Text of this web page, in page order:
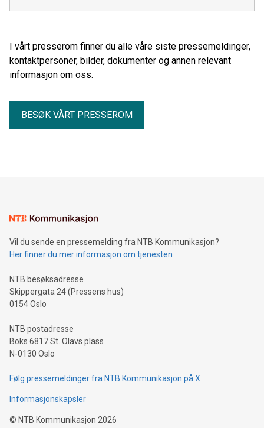
I vårt presserom finner du alle våre siste pressemeldinger,
kontaktpersoner, bilder, dokumenter og annen relevant
informasjon om oss.
BESØK VÅRT PRESSEROM
Vil du sende en pressemelding fra NTB Kommunikasjon?
Her finner du mer informasjon om tjenesten
NTB besøksadresse
Skippergata 24 (Pressens hus)
0154 Oslo
NTB postadresse
Boks 6817 St. Olavs plass
N-0130 Oslo
Følg pressemeldinger fra NTB Kommunikasjon på X
Informasjonskapsler
© NTB Kommunikasjon 2026